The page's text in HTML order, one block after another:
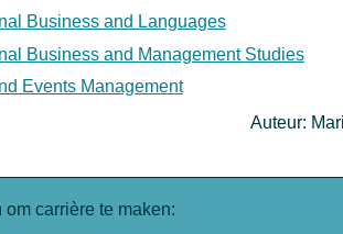
Business and Languages
Business and Management Studies
Events Management
Auteur:
om carrière te maken: